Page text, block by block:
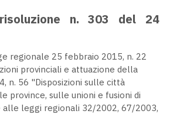
n. 303 del 24
regionale 25 febbraio 2015, n. 22
provinciali e attuazione della
n. 56 "Disposizioni sulle città
province, sulle unioni e fusioni di
alle leggi regionali 32/2002, 67/2003,